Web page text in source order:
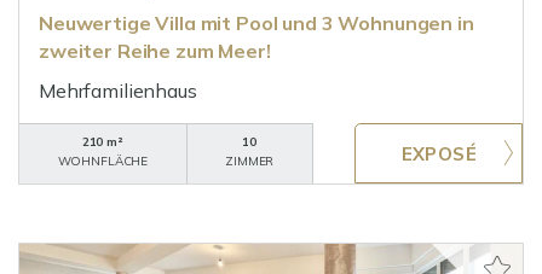
Neuwertige Villa mit Pool und 3 Wohnungen in
zweiter Reihe zum Meer!
Mehrfamilienhaus
210 m²
WOHNFLÄCHE
10
ZIMMER